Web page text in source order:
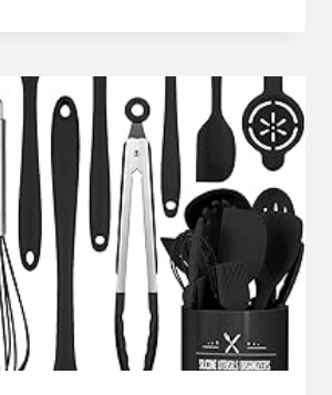
SILIKON
KÜCHENUTENSILIEN-
SET,
HITZEBESTÄNDIG,
SPÜLMASCHINENFEST,
ANTIHAFTB…